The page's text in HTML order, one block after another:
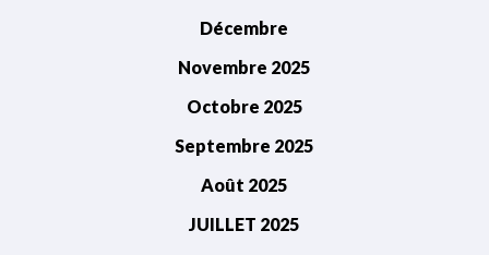
Décembre
Novembre 2025
Octobre 2025
Septembre 2025
Août 2025
JUILLET 2025